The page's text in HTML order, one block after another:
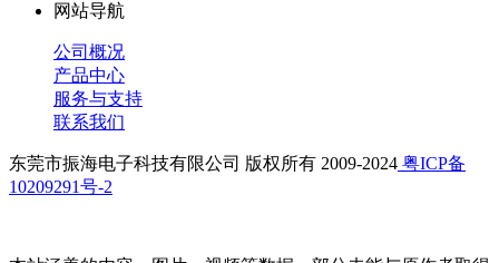
网站导航
公司概况
产品中心
服务与支持
联系我们
东莞市振海电子科技有限公司 版权所有 2009-2024 粤ICP备
10209291号-2